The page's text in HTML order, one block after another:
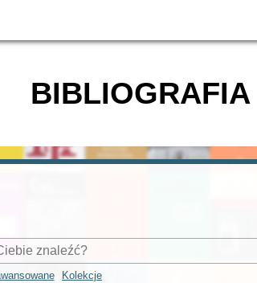
Kolekcje